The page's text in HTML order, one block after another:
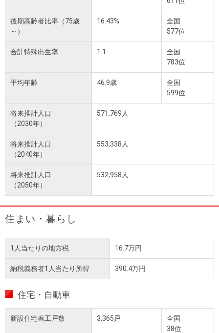
後期高齢者比率（75歳
～）
16.43%
全国
577位
合計特殊出生率 1.1
全国
783位
平均年齢 46.9歳
全国
599位
将来推計人口
（2030年）
571,769人
将来推計人口
（2040年）
553,338人
将来推計人口
（2050年）
532,958人
住まい・暮らし
1人当たりの地方税 16.7万円
納税義務者1人当たり所得 390.4万円
住宅・自動車
新設住宅着工戸数 3,365戸
全国
38位